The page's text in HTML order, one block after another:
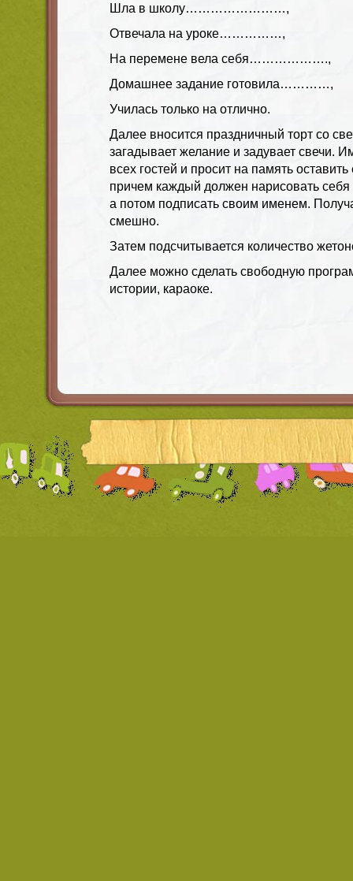
Шла в школу……………………,
Отвечала на уроке……………,
На перемене вела себя……………….,
Домашнее задание готовила…………,
Училась только на отлично.
Далее вносится праздничный торт со
загадывает желание и задувает свечи.
всех гостей и просит на память
причем каждый должен нарисовать
а потом подписать своим именем.
смешно.
Затем подсчитывается количество
Далее можно сделать свободную
истории, караоке.